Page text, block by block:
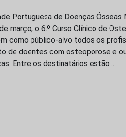
Portuguesa de Doenças Ósseas
março, o 6.º Curso Clínico de
como público-alvo todos os
de doentes com osteoporose e
Entre os destinatários estão…